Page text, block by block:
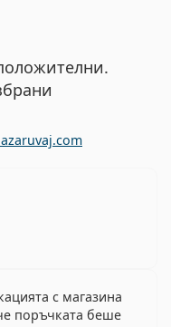
с магазина
поръчката беше